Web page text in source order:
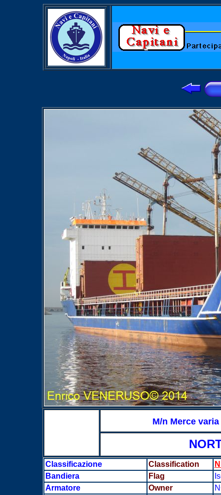
M/n Merce varia
Classificazione Classification
Bandiera
Flag
Armatore
Owner